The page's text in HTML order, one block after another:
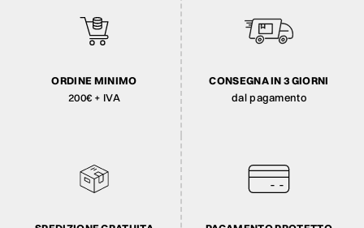
ORDINE MINIMO
200€ + IVA
CONSEGNA IN 3 GIORNI
dal pagamento